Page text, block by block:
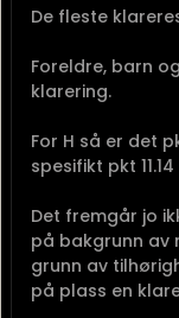
De fleste
Foreldre, barn
klarering.
For H så er det
spesifikt pkt 11.14
Det fremgår jo
på bakgrunn av
grunn av
på plass en